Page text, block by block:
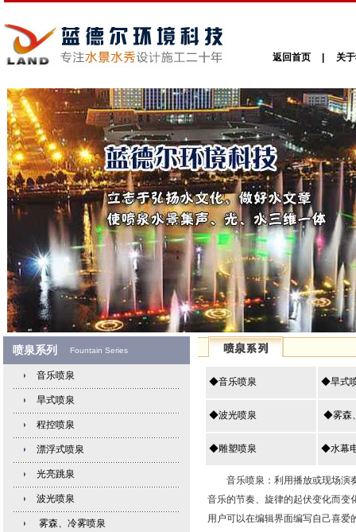
返回首页 关
喷泉系列 Fountain Series
音乐喷泉
旱式喷泉
程控喷泉
漂浮式喷泉
光亮跳泉
波光喷泉
雾森、冷雾喷泉
◆音乐喷泉 ◆旱式
◆波光喷泉 ◆雾森
◆雕塑喷泉 ◆水幕
音乐喷泉：利用播放或现场演奏
音乐的节奏、旋律的起伏变化而
用户可以在编辑界面编写自己喜